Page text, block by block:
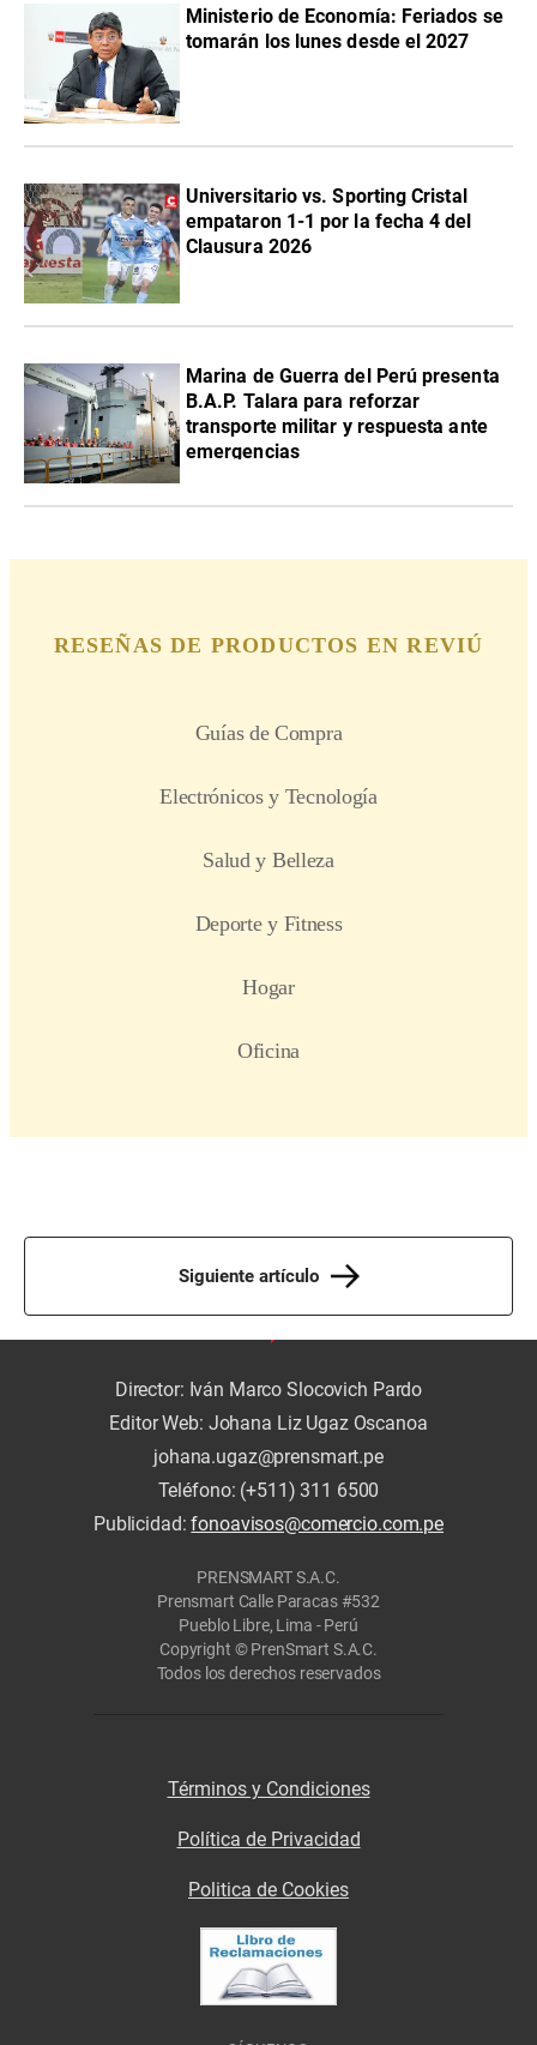
Ministerio de Economía: Feriados se
tomarán los lunes desde el 2027
Universitario vs. Sporting Cristal
empataron 1-1 por la fecha 4 del
Clausura 2026
Marina de Guerra del Perú presenta
B.A.P. Talara para reforzar
transporte militar y respuesta ante
emergencias
Siguiente artículo
Director: Iván Marco Slocovich Pardo
Editor Web: Johana Liz Ugaz Oscanoa
johana.ugaz@prensmart.pe
Teléfono: (+511) 311 6500
Publicidad:fonoavisos@comercio.com.pe
PRENSMART S.A.C.
Prensmart Calle Paracas #532
Pueblo Libre, Lima - Perú
Copyright © PrenSmart S.A.C.
Todos los derechos reservados
Términos y Condiciones
Política de Privacidad
Politica de Cookies